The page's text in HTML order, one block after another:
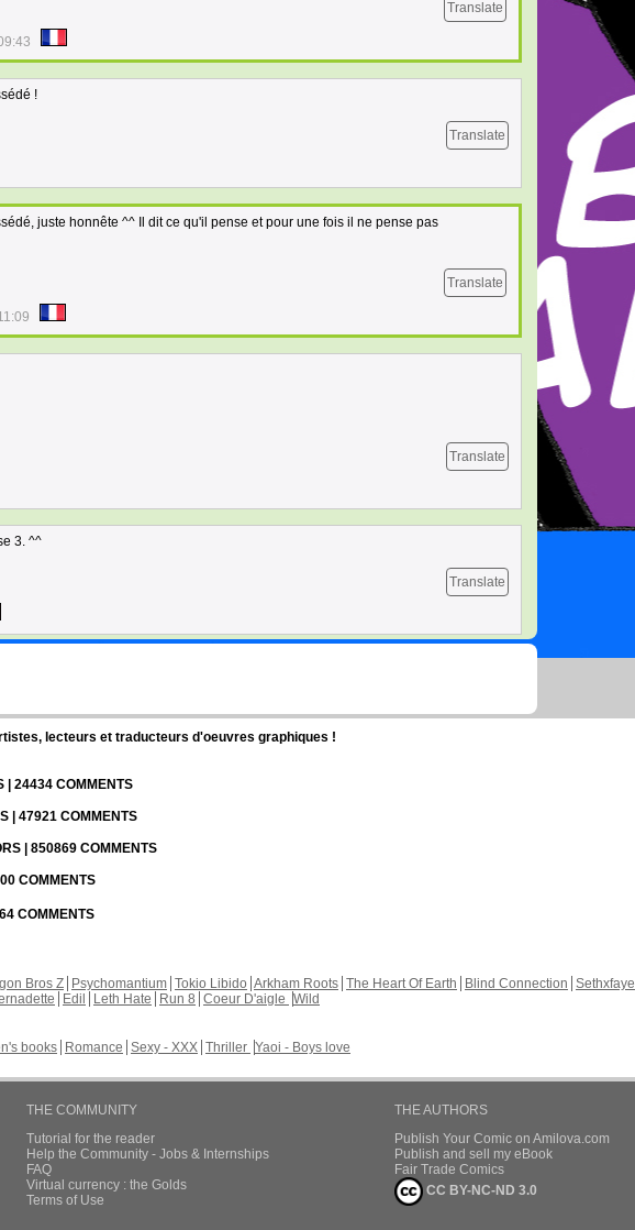
Translate
!
Translate
juste honnête ^^ Il dit ce qu'il pense et pour une fois il ne pense pas
Translate
Translate
3. ^^
Translate
lecteurs et traducteurs d'oeuvres graphiques !
| 24434 COMMENTS
| 47921 COMMENTS
| 850869 COMMENTS
COMMENTS
COMMENTS
Bros Z Psychomantium Tokio Libido Arkham Roots The Heart Of Earth Blind Connection Sethxfaye
Edil Leth Hate Run 8 Coeur D'aigle Wild
books Romance Sexy - XXX Thriller Yaoi - Boys love
THE COMMUNITY
Tutorial for the reader
Help the Community - Jobs & Internships
FAQ
Virtual currency : the Golds
Terms of Use
THE AUTHORS
Publish Your Comic on Amilova.com
Publish and sell my eBook
Fair Trade Comics
CC BY-NC-ND 3.0